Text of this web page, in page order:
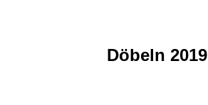
Döbeln 2019